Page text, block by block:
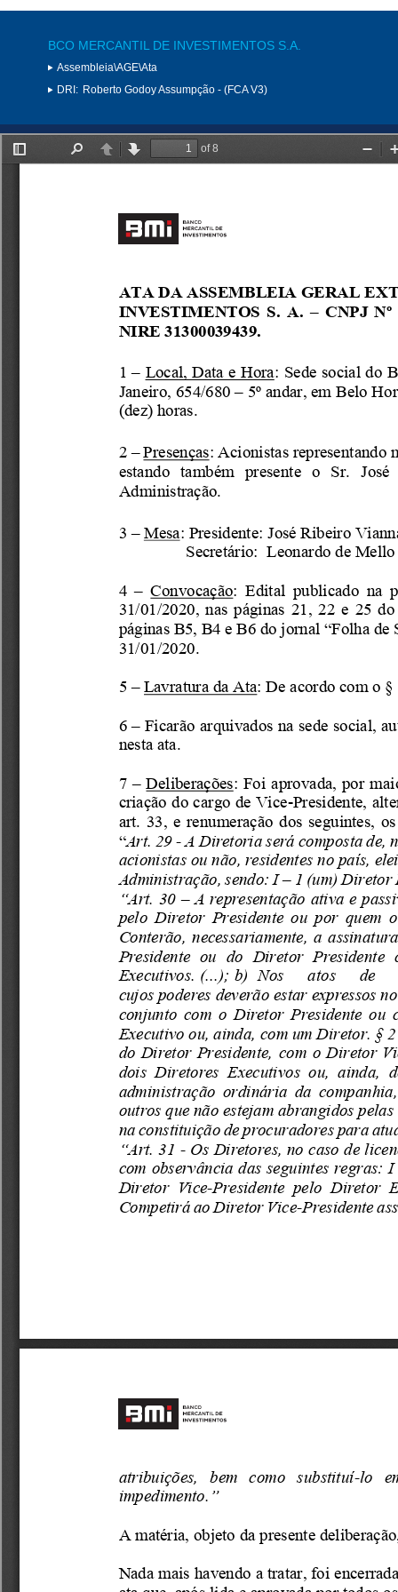
BCO MERCANTIL DE INVESTIMENTOS S.A.
Assembleia\AGE\Ata
DRI: Roberto Godoy Assumpção - (FCA V3)